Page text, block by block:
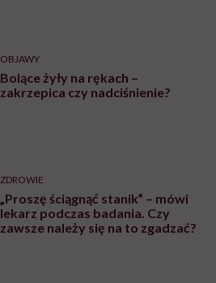
OBJAWY
Bolące żyły na rękach –
zakrzepica czy nadciśnienie?
ZDROWIE
„Proszę ściągnąć stanik” – mówi
lekarz podczas badania. Czy
zawsze należy się na to zgadzać?